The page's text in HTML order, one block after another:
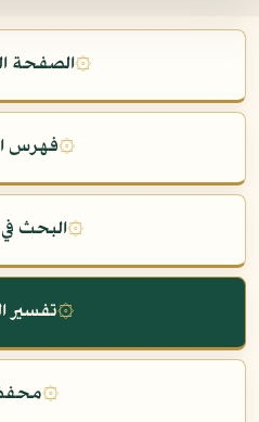
۞الصفحة
۞فهرس
۞البحث
۞تفسير
۞